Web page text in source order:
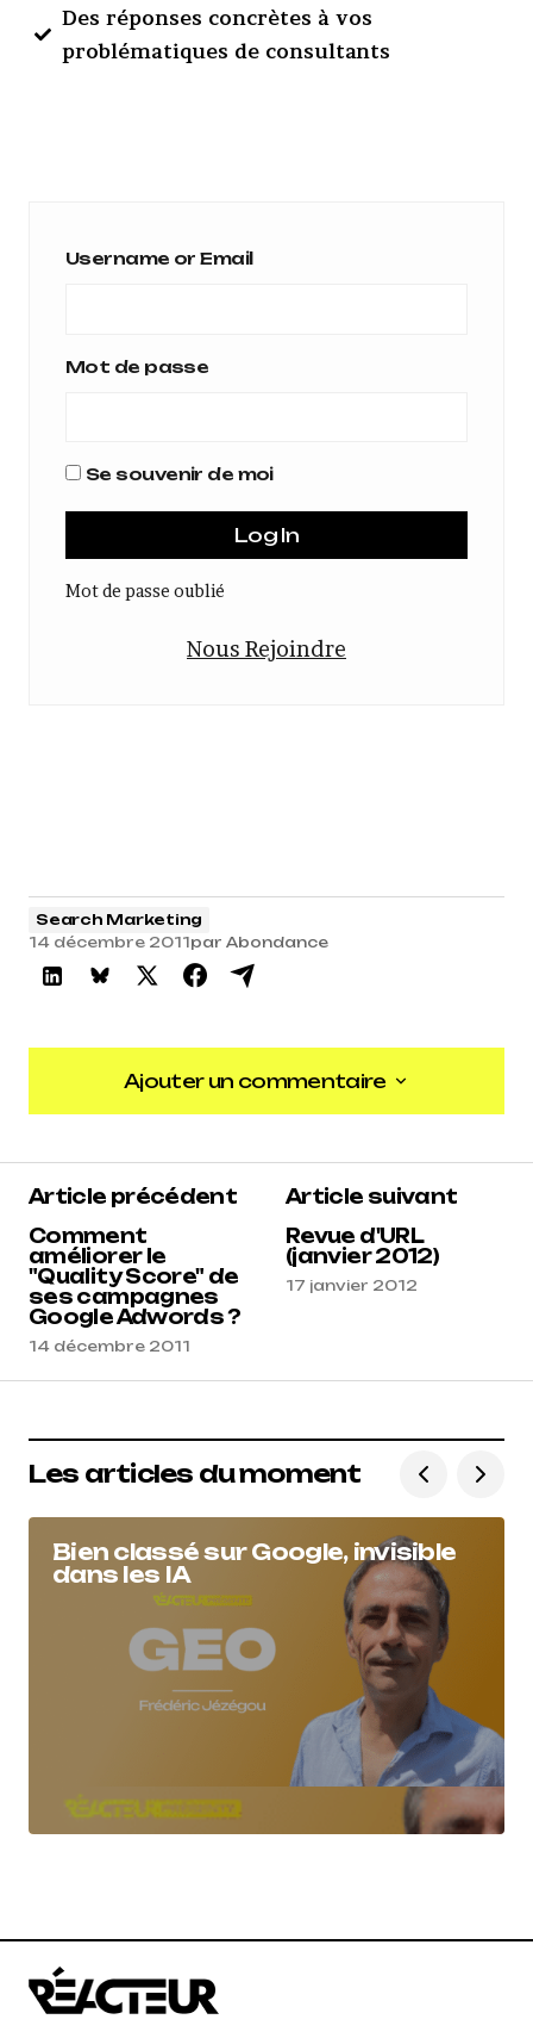
Des réponses concrètes à vos
problématiques de consultants
Username or Email
Mot de passe
Se souvenir de moi
Mot de passe oublié
Nous Rejoindre
Search Marketing
14 décembre 2011par Abondance
Ajouter un commentaire
Ajouter un commentaire
Article précédent
Comment
améliorer le
"Quality Score" de
ses campagnes
Google Adwords ?
14 décembre 2011
Article suivant
Revue d'URL
(janvier 2012)
17 janvier 2012
Les articles du moment
Bien classé sur Google, invisible
dans les IA